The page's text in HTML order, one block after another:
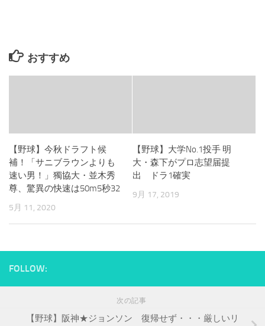
おすすめ
【野球】今秋ドラフト候
補！「サニブラウンよりも
速い男！」獨協大・並木秀
尊、驚異の快速は50m5秒32
5月 11, 2020
【野球】大学No.1投手 明
大・森下がプロ志望届提
出 ドラ1確実
9月 17, 2019
FOLLOW:
次の記事
【野球】阪神★ジョンソン 復帰せず・・・厳しいリ